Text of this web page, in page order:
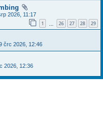
2026, 11:17
1 26 27 28 29
črc 2026, 12:46
2026, 12:36